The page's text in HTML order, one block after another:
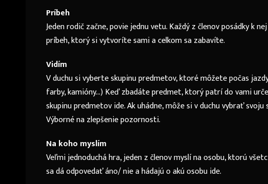
Príbeh
Jeden rodič začne, povie jednu vetu. Každý z členov posádky k
príbeh, ktorý si vytvoríte sami a celkom sa zabavíte.
Vidím
V duchu si vyberte skupinu predmetov, ktoré môžete počas
farby, kamióny…) Keď zbadáte predmet, ktorý patrí do vami
skupinu predmetov ide. Ak uhádne, môže si v duchu vybrať
Výborné na zlepšenie pozornosti.
Na koho myslím
Veľmi jednoduchá hra, jeden z členov myslí na osobu, ktorú
sa dá odpovedať áno/ nie a hádajú o akú osobu ide.